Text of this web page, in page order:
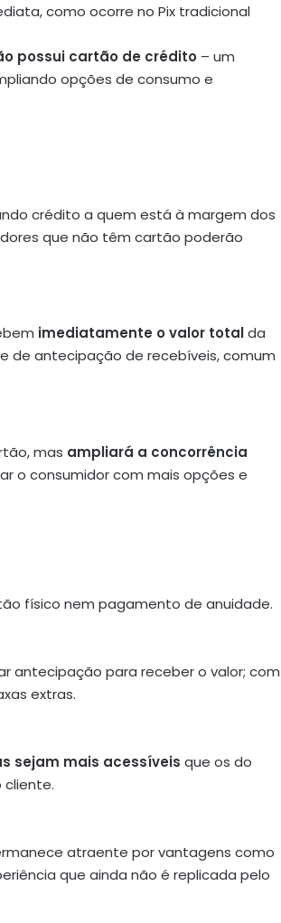
como ocorre no Pix tradicional
possui cartão de crédito – um
opções de consumo e
crédito a quem está à margem dos
que não têm cartão poderão
imediatamente o valor totalda
de antecipação de recebíveis, comum
mas ampliará a concorrência
o consumidor com mais opções e
físico nem pagamento de anuidade.
antecipação para receber o valor; com
extras.
sejam mais acessíveis que os do
atraente por vantagens como
que ainda não é replicada pelo